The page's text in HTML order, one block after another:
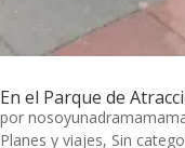
En el Parque de
por
Planes y viajes, Sin